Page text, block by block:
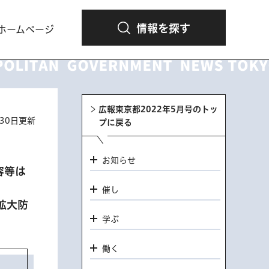
ームページ 情報を探す
日更新
等は
大防
広報東京都2022年5月号のトッ
プに戻る
お知らせ
催し
学ぶ
働く